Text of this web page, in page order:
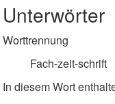
Unterwörter
Worttrennung
Fach-zeit-schrift
In diesem Wort